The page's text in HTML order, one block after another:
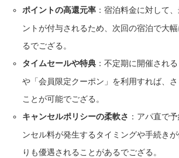
ポイントの高還元率 ：宿泊料金に対して
ントが付与されるため、次回の宿泊で大
るでござる。
タイムセールや特典 ：不定期に開催され
や「会員限定クーポン」を利用すれば、
ことが可能でござる。
キャンセルポリシーの柔軟さ ：アパ直で
ンセル料が発生するタイミングや手続き
りも優遇されることがあるでござる。